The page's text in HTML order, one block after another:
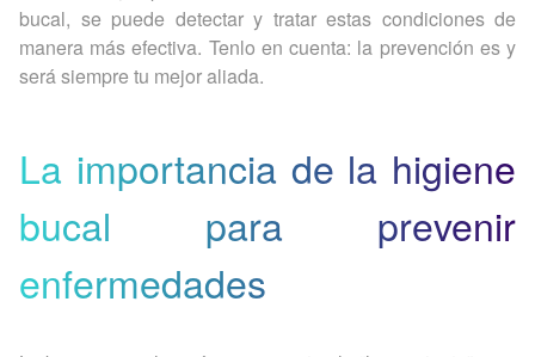
bucal, se puede detectar y tratar estas condiciones de
manera más efectiva. Tenlo en cuenta: la prevención es y
será siempre tu mejor aliada.
La importancia de la higiene
bucal para prevenir
enfermedades